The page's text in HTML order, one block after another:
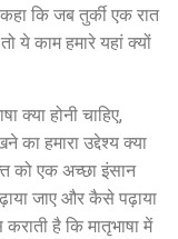
कि जब तुर्की एक रात
तो ये काम हमारे यहां क्यों
क्या होनी चाहिए,
का हमारा उद्देश्य क्या
को एक अच्छा इंसान
जाए और कैसे पढ़ाया
है कि मातृभाषा में